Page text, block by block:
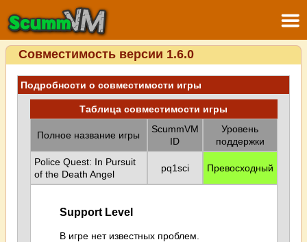
Совместимость версии 1.6.0
Подробности о совместимости игры
Таблица совместимости игры
Полное название игры
ScummVM
ID
Уровень
поддержки
Police Quest: In Pursuit
of the Death Angel
pq1sci Превосходный
Support Level
В игре нет известных проблем.